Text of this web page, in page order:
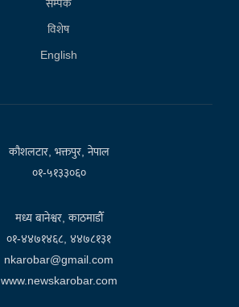
सम्पर्क
विशेष
English
कौशलटार, भक्तपुर, नेपाल
०१-५१३३०६०
मध्य बानेश्वर, काठमाडौँ
०१-४४७१४६८, ४४७८१३१
nkarobar@gmail.com
www.newskarobar.com